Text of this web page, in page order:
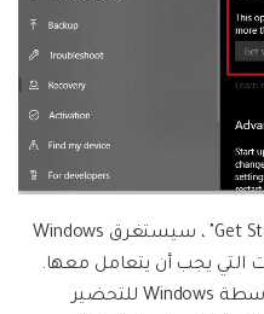
بعد النقر فوق زر "Get Started" ، سيستغرق Windows
التي يجب أن يتعامل معها.
سيتم نقلك من خلال استطلاع بواسطة Windows للتحضير